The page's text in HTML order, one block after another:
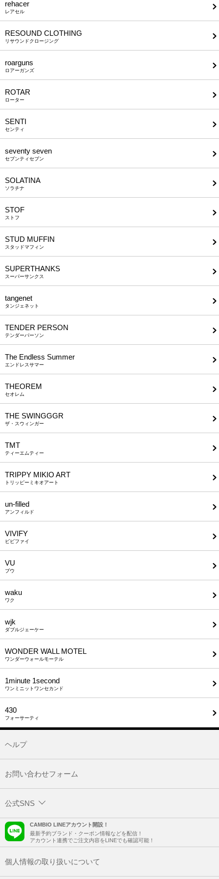
rehacer
レアセル
RESOUND CLOTHING
リサウンドクロージング
roarguns
ロアーガンズ
ROTAR
ローター
SENTI
センティ
seventy seven
セブンティセブン
SOLATINA
ソラチナ
STOF
ストフ
STUD MUFFIN
スタッドマフィン
SUPERTHANKS
スーパーサンクス
tangenet
タンジェネット
TENDER PERSON
テンダーパーソン
The Endless Summer
エンドレスサマー
THEOREM
セオレム
THE SWINGGGR
ザ・スウィンガー
TMT
ティーエムティー
TRIPPY MIKIO ART
トリッピーミキオアート
un-filled
アンフィルド
VIVIFY
ビビファイ
VU
ブウ
waku
ワク
wjk
ダブルジェーケー
WONDER WALL MOTEL
ワンダーウォールモーテル
1minute​ 1second
ワンミニットワンセカンド
430
フォーサーティ
ヘルプ
お問い合わせフォーム
公式SNS
CAMBIO LINEアカウント開設！
最新予約ブランド・クーポン情報などを配信！
アカウント連携でご注文内容をLINEでも確認可能！
個人情報の取り扱いについて